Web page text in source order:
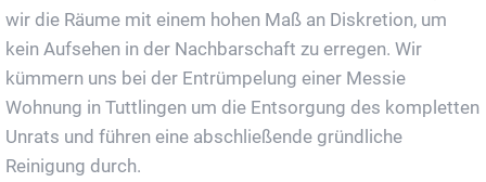
wir die Räume mit einem hohen Maß an Diskretion, um
kein Aufsehen in der Nachbarschaft zu erregen. Wir
kümmern uns bei der Entrümpelung einer Messie
Wohnung in Tuttlingen um die Entsorgung des kompletten
Unrats und führen eine abschließende gründliche
Reinigung durch.